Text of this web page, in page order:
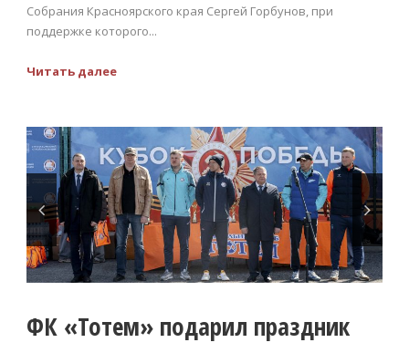
Собрания Красноярского края Сергей Горбунов, при
поддержке которого...
Читать далее
ФК «Тотем» подарил праздник